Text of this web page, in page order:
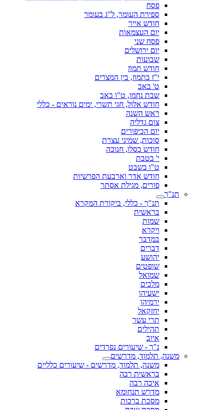
פסח
ספירת העומר, ל"ג בעומר
חודש אייר
יום העצמאות
פסח שני
יום ירושלים
שבועות
חודש תמוז
י"ז בתמוז, בין המצרים
ט' באב
שבת נחמו, ט"ו באב
חודש אלול, חגי תשרי, ימים נוראים - כללי
ראש השנה
צום גדליה
יום הכיפורים
סוכות, שמיני עצרת
חודש כסלו, חנוכה
י' בטבת
ט"ו בשבט
חודש אדר וארבעת הפרשיות
פורים, מגילת אסתר
תנ"ך
תנ"ך - כללי, ביקורת המקרא
בראשית
שמות
ויקרא
במדבר
דברים
יהושע
שופטים
שמואל
מלכים
ישעיהו
ירמיהו
יחזקאל
תרי עשר
תהילים
איוב
נ"ך - שיעורים נפרדים
משנה, תלמוד, מדרשים
משנה, תלמוד, מדרשים - שיעורים כלליים
בראשית רבה
איכה רבה
מדרש תנחומא
מסכת ברכות